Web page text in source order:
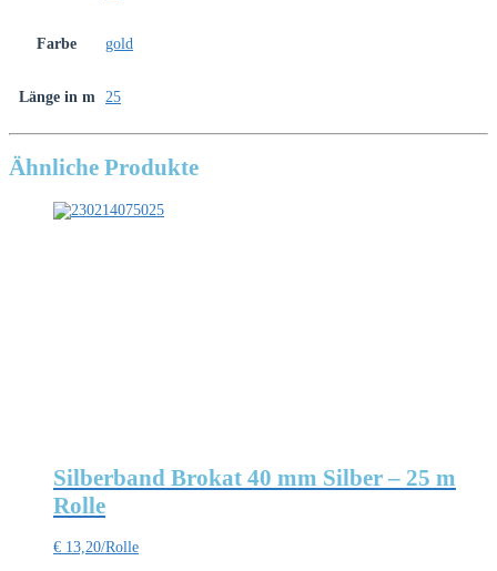
Farbe gold
Länge in m 25
Ähnliche Produkte
Silberband Brokat 40 mm Silber – 25 m
Rolle
€ 13,20/Rolle